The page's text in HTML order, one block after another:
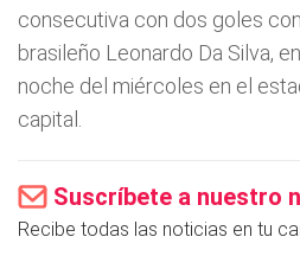
consecutiva con dos goles
brasileño Leonardo Da Silva,
noche del miércoles en el
capital.
Suscríbete a nuestro
Recibe todas las noticias en tu